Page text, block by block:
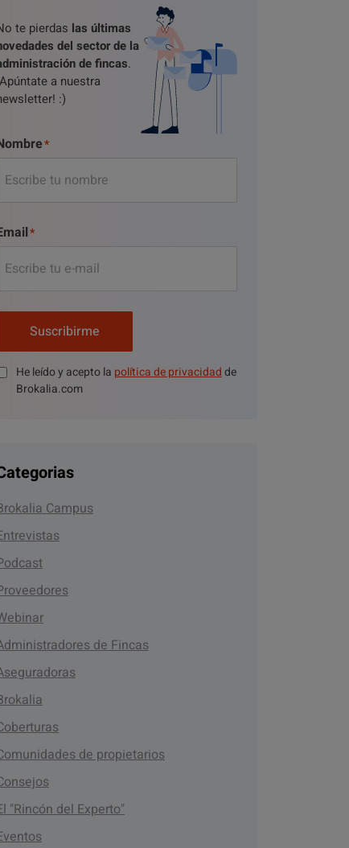
te pierdas las últimas
del sector de la
de fincas.
a nuestra
:)
Suscribirme
He leído y acepto la política de privacidadde
Brokalia.com
Campus
de Fincas
de propietarios
"Rincón del Experto"